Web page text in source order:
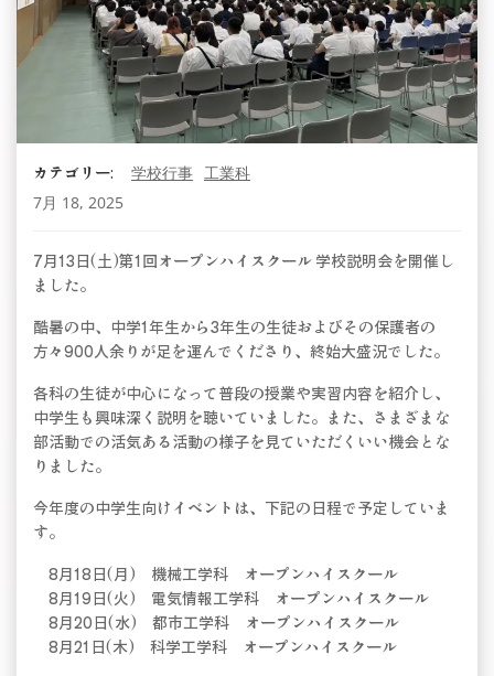
カテゴリー: 学校行事 工業科
7月 18, 2025
7月13日(土)第1回オープンハイスクール 学校説明会を開催し
ました。
酷暑の中、中学1年生から3年生の生徒およびその保護者の
方々900人余りが足を運んでくださり、終始大盛況でした。
各科の生徒が中心になって普段の授業や実習内容を紹介し、
中学生も興味深く説明を聴いていました。また、さまざまな
部活動での活気ある活動の様子を見ていただくいい機会とな
りました。
今年度の中学生向けイベントは、下記の日程で予定していま
す。
8月18日(月) 機械工学科 オープンハイスクール
8月19日(火) 電気情報工学科 オープンハイスクール
8月20日(水) 都市工学科 オープンハイスクール
8月21日(木) 科学工学科 オープンハイスクール